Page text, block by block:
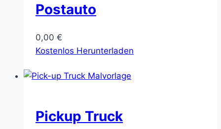
Postauto
0,00 €
Kostenlos Herunterladen
Pickup Truck